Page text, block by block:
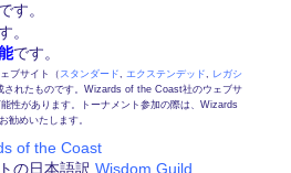
す。
。
です。
ブサイト（スタンダード エクステンデッド
レガシ
されたものです。Wizards of the Coast社のウェブサ
性があります。トーナメント参加の際は、Wizards
勧めいたします。
of the Coast
の日本語訳 Wisdom Guild